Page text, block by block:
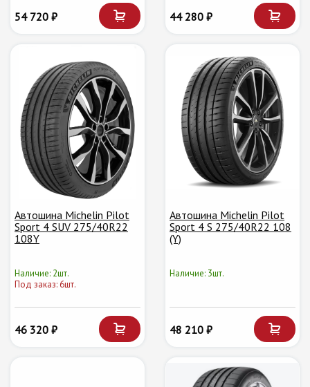
54 720 ₽ 44 280 ₽
Автошина Michelin Pilot
Sport 4 SUV 275/40R22
108Y
Наличие: 2шт.
Под заказ: 6шт.
46 320 ₽
Автошина Michelin Pilot
Sport 4 S 275/40R22 108
(Y)
Наличие: 3шт.
48 210 ₽